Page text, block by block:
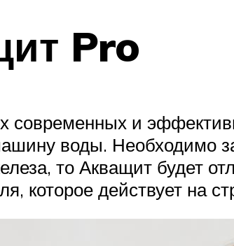
Pro
современных и
воды. Необходимо
то Акващит будет
которое действует на